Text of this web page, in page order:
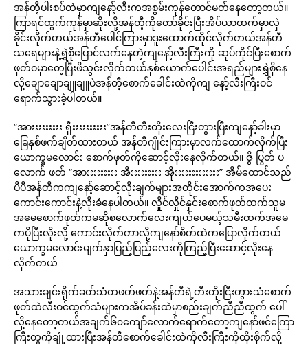
အန်တီ့ပါးစပ်ထဲမှာကျနော့်လီးကအစွမ်းကုန်တောင်မတ်နေတော့တယ်။
ကြာရင်ထွက်ကုန်မှာဆိုးလို့အန်တီ့ကိုတော်ခိုင်းပြီးအိပ်ယာထက်မှာလှဲ
ခိုင်းလိုက်တယ်အန်တီပေါင်ကြားမှာဒူးထောက်ထိုင်လိုက်တယ်အန်တီ
သရေများနဲ့ရွှဲစိုပြောင်လက်နေတဲ့ကျနော့်လီးကြီးကို ဆုပ်ကိုင်ပြီးစောက်
ဖုတ်ဝမှာတေ့ပြီးဖိသွင်းလိုက်တယ်နှစ်ယောက်ပေါင်းအရည်များရွှဲစိုနေ
လို့ချောချောချူချူပဲအန်တီ့စောက်ခေါင်းထဲကိုကျ နော့်လီးကြီးဝင်
ရောက်သွားခဲ့ပါတယ်။
“အားးးးးးးးး ရှီးးးးးးးးးး”အန်တီတီးတိုးလေးငြီးတွားပြီးကျနော့်ခါးမှာ
ခြေနှစ်ဖက်ချိတ်ထားတယ် အန်တီဂျိုင်းကြားမှာလက်ထောက်လိုက်ပြီး
ယောက္ခမလောင်း စောက်ဖုတ်ကိုဆောင့်လိုးနေလိုက်တယ်။ ဇွိ ပြွတ် ပ
လောက် ဖတ် “အားးးးးးးးး အီးးးးးးးးး အိုးးးးးးးးးးးးး” အိမ်ထောင်သည်
ပီပီအန်တီကကျနော့်ဆောင့်လိုးချက်များအတိုင်းအောက်ကအပေး
ကောင်းကောင်းနဲ့လိုးခံနေပါတယ်။ လှိုင်လှိုင်နှင်းစောက်ဖုတ်ထက်သူမ
အမေစောက်ဖုတ်ကမဆိုစလောက်လေးကျယ်ပေမယ့်သမီးထက်အမေ
ကပိုပြီးလိုးလို့ ကောင်းလိုက်တာလို့ကျနော်စိတ်ထဲကပြောလိုက်တယ်
ယောက္ခမလောင်းမျက်နှာပြည့်ပြည့်လေးကိုကြည့်ပြီးဆောင့်လိုးနေ
လိုက်တယ်
အသားချင်းရိုက်ခတ်သံတဖတ်ဖတ်နဲ့အန်တီရဲ့တီးတိုးငြီးတွားသံစောက်
ဖုတ်ထဲလီးဝင်ထွက်သံများကအိပ်ခန်းထဲမှာစည်းချက်ညီညီထွက် ပေါ်
လို့နေတော့တယ်အချက်၆၀ကျော်လောက်ရောက်တော့ကျနော်ဖင်ကြော
ကြီးတွကိုချုံ့ထားပြီးအန်တီစောက်ခေါင်းထဲကိုလီးကြီးကိုထိုးစိုက်လို့